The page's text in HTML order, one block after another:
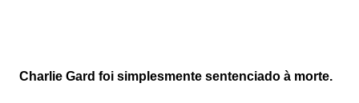
Charlie Gard foi simplesmente sentenciado à morte.